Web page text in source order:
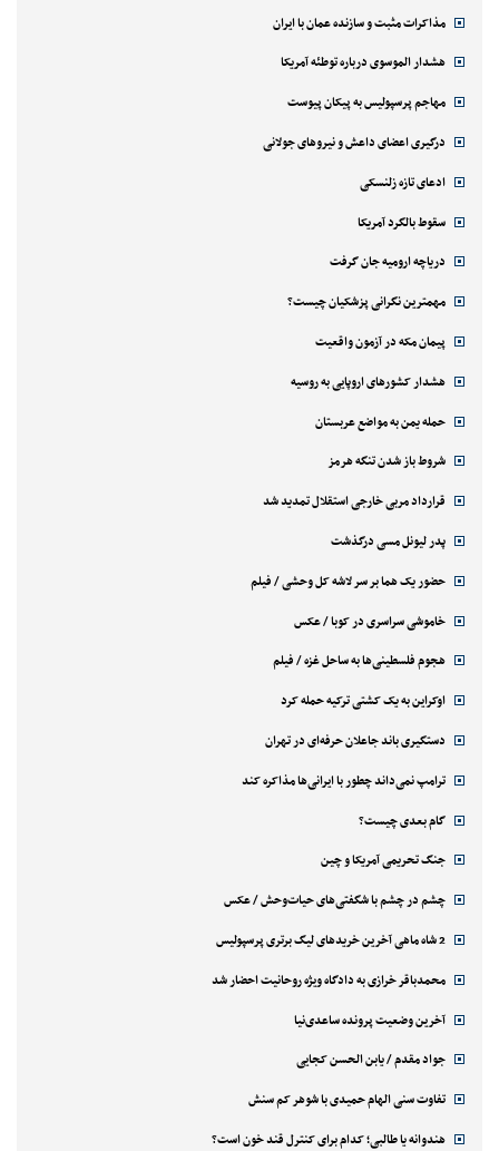
مذاکرات مثبت و سازنده عمان با ایران
هشدار الموسوی درباره توطئه آمریکا
مهاجم پرسپولیس به پیکان پیوست
درگیری اعضای داعش و نیروهای جولانی
ادعای تازه زلنسکی
سقوط بالگرد آمریکا
دریاچه ارومیه جان گرفت
مهمترین نگرانی پزشکیان چیست؟
پیمان مکه در آزمون واقعیت
هشدار کشورهای اروپایی به روسیه
حمله یمن به مواضع عربستان
شروط باز شدن تنگه هرمز
قرارداد مربی خارجی استقلال تمدید شد
پدر لیونل مسی درگذشت
حضور یک هما بر سر لاشه‌ کل وحشی / فیلم
خاموشی سراسری در کوبا / عکس
هجوم فلسطینی‌ها به ساحل غزه / فیلم
اوکراین به یک کشتی ترکیه حمله کرد
دستگیری باند جاعلان حرفه‌ای در تهران
ترامپ نمی‌داند چطور با ایرانی‌ها مذاکره کند
گام بعدی چیست؟
جنگ تحریمی آمریکا و چین
چشم در چشم با شگفتی‌های حیات‌وحش / عکس
2 شاه ماهی آخرین خریدهای لیگ برتری پرسپولیس
محمدباقر خرازی به دادگاه ویژه روحانیت احضار شد
آخرین وضعیت پرونده ساعدی‌نیا
جواد مقدم / یابن الحسن کجایی
تفاوت سنی الهام حمیدی با شوهر کم سنش
هندوانه یا طالبی؛ کدام‌ برای کنترل قند خون است؟